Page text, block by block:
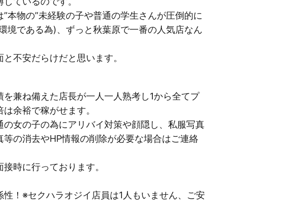
本物の”未経験の子や普通の学生さんが圧倒的に
境である為)、ずっと秋葉原で一番の人気店なん
不安だらけだと思います。
兼ね備えた店長が一人一人熟考し1から全てプ
余裕で稼がせます。
女の子の為にアリバイ対策や顔隠し、私服写真
の消去やHP情報の削除が必要な場合はご連絡
時に行っております。
！※セクハラオジイ店員は1人もいません、ご安